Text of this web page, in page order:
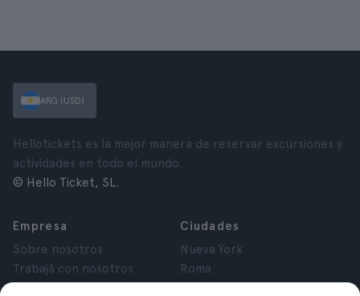
ARG (USD)
Hellotickets es la mejor manera de reservar excursiones y
actividades en todo el mundo.
© Hello Ticket, SL.
Empresa
Sobre nosotros
Trabajá con nosotros
Ciudades
Nueva York
Roma